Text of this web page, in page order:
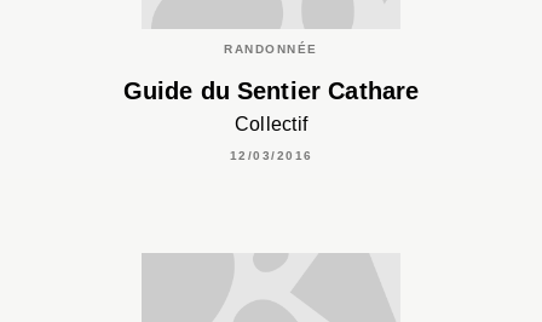
RANDONNÉE
Guide du Sentier Cathare
Collectif
12/03/2016